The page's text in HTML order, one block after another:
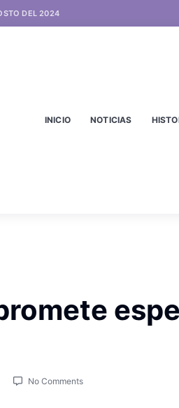
DEL 2024
INICIO NOTICIAS
No Comments